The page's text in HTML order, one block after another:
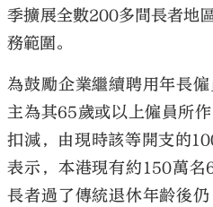
季擴展全數200多間長者地
務範圍。
為鼓勵企業繼續聘用年長
主為其65歲或以上僱員所
扣減，由現時該等開支的
表示，本港現有約150萬
長者過了傳統退休年齡後